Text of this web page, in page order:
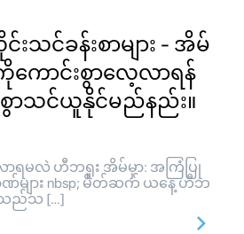
သင်ခန်းစာများ - အိမ်
ောင်းစွာလေ့လာရန်
သင်ယူနိုင်မည်နည်း။
မလဲ ဟီဘရူး အိမ်မှာ: အကြံပြု
ဏ်များ nbsp; မိတ်ဆက် ယနေ့ ဟီဘ
သည်သ […]